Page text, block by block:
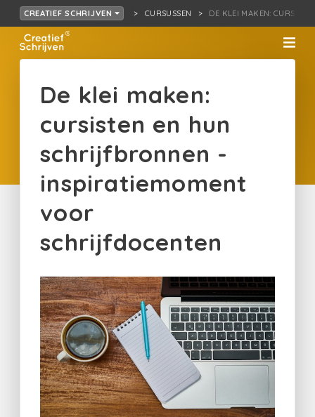
CREATIEF SCHRIJVEN CURSUSSEN DE KLEI MAKEN:
De klei maken:
cursisten en hun
schrijfbronnen -
inspiratiemoment
voor
schrijfdocenten